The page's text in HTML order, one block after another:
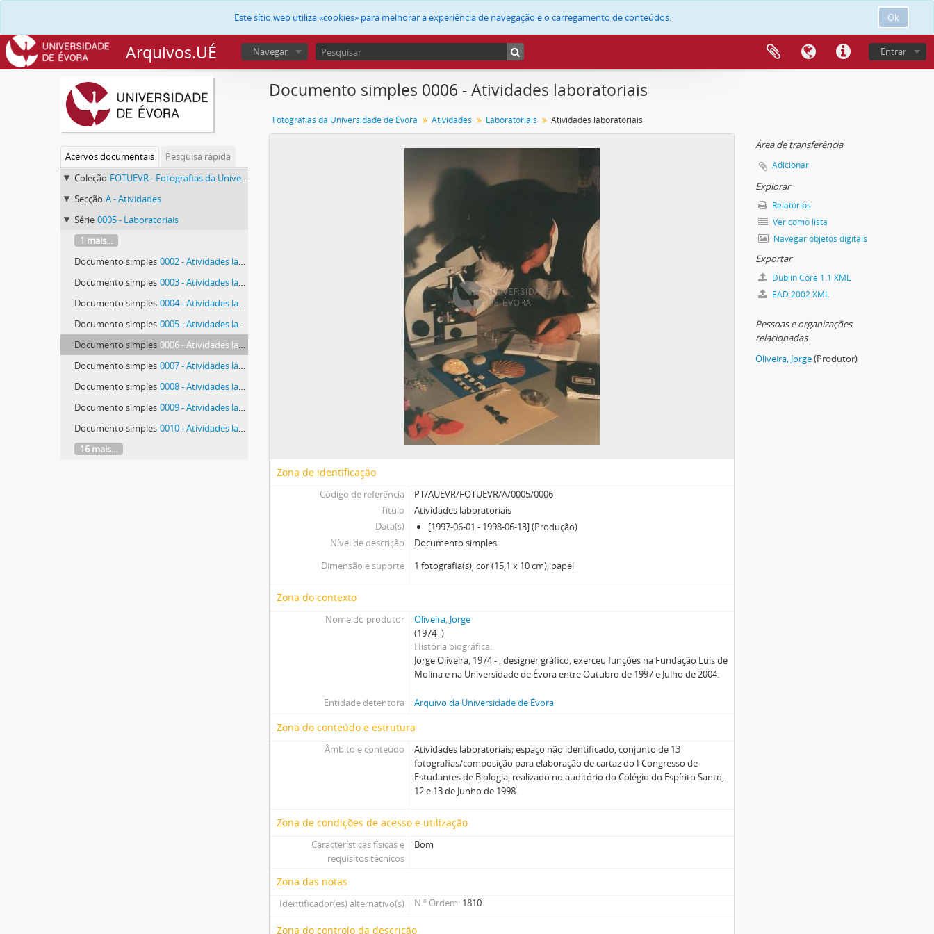
Ok
Este sítio web utiliza «cookies» para melhorar a experiência de navegação e o carregamento de conteúdos.
Arquivos.UÉ Entrar
Navegar
Acervos documentais
Pesquisa rápida
Coleção FOTUEVR - Fotografias da Universidade de Évora
Secção A - Atividades
Série 0005 - Laboratoriais
1 mais...
Documento simples 0002 - Atividades laboratoriais
Documento simples 0003 - Atividades laboratoriais
Documento simples 0004 - Atividades laboratoriais
Documento simples 0005 - Atividades laboratoriais
Documento simples 0006 - Atividades laboratoriais
Documento simples 0007 - Atividades laboratoriais
Documento simples 0008 - Atividades laboratoriais
Documento simples 0009 - Atividades laboratoriais
Documento simples 0010 - Atividades laboratoriais
16 mais...
Documento simples 0006 - Atividades laboratoriais
Fotografias da Universidade de Évora Atividades Laboratoriais Atividades laboratoriais
Zona de identificação
Código de referência
PT/AUEVR/FOTUEVR/A/0005/0006
Título
Atividades laboratoriais
Data(s)
[1997-06-01 - 1998-06-13] (Produção)
Nível de descrição
Documento simples
Dimensão e suporte
1 fotografia(s), cor (15,1 x 10 cm); papel
Zona do contexto
Nome do produtor
Oliveira, Jorge
(1974 -)
História biográfica
Jorge Oliveira, 1974 - , designer gráfico, exerceu funções na Fundação Luis de
Molina e na Universidade de Évora entre Outubro de 1997 e Julho de 2004.
Entidade detentora Arquivo da Universidade de Évora
Zona do conteúdo e estrutura
Âmbito e conteúdo
Atividades laboratoriais; espaço não identificado, conjunto de 13
fotografias/composição para elaboração de cartaz do I Congresso de
Estudantes de Biologia, realizado no auditório do Colégio do Espírito Santo,
12 e 13 de Junho de 1998.
Zona de condições de acesso e utilização
Características físicas e
requisitos técnicos
Bom
Zona das notas
Identificador(es) alternativo(s) N.º Ordem 1810
Zona do controlo da descrição
Área de transferência
Adicionar
Explorar
Relatórios
Ver como lista
Navegar objetos digitais
Exportar
Dublin Core 1.1 XML
EAD 2002 XML
Pessoas e organizações
relacionadas
Oliveira, Jorge(Produtor)